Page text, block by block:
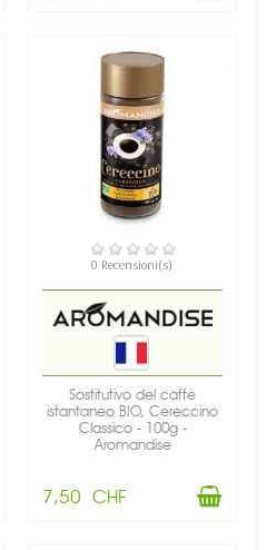
DISPONIBILE
0 Recensioni(s)
Sostitutivo del caffè
istantaneo BIO, Cereccino
Classico - 100g -
Aromandise
7,50 CHF